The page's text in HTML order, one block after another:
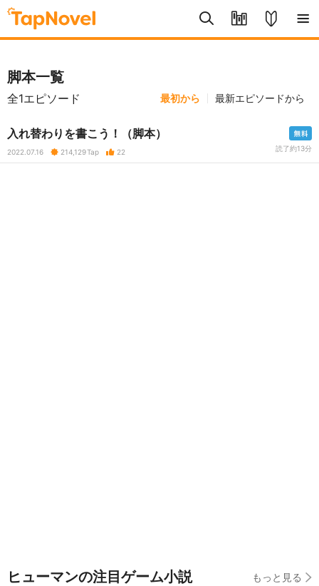
脚本一覧
全1エピソード 最初から 最新エピソードから
入れ替わりを書こう！（脚本）
2022.07.16 214,129Tap 22 読了約13分
ヒューマンの注目ゲーム小説 もっと見る